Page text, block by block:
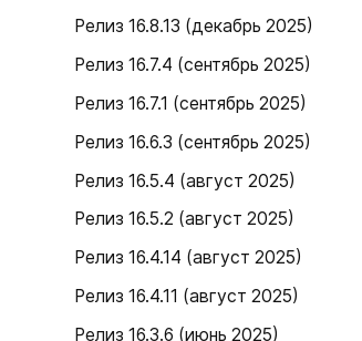
Релиз 16.8.13 (декабрь 2025)
Релиз 16.7.4 (сентябрь 2025)
Релиз 16.7.1 (сентябрь 2025)
Релиз 16.6.3 (сентябрь 2025)
Релиз 16.5.4 (август 2025)
Релиз 16.5.2 (август 2025)
Релиз 16.4.14 (август 2025)
Релиз 16.4.11 (август 2025)
Релиз 16.3.6 (июнь 2025)